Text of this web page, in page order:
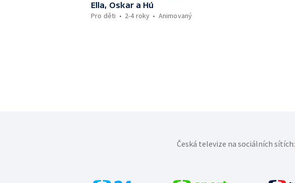
Ella, Oskar a Hú
Pro děti
2-4 roky Animovaný
Česká televize na sociálních sítích: